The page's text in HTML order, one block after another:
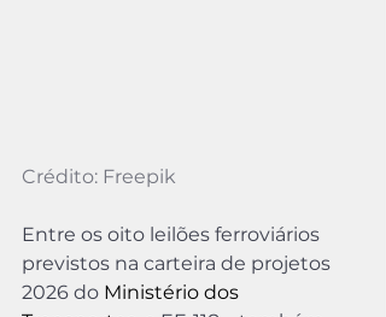
Crédito: Freepik
Entre os oito leilões ferroviários
previstos na carteira de projetos
2026 do Ministério dos